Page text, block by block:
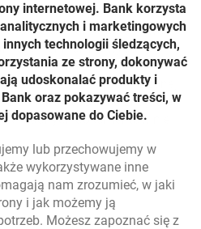
informuje, iż Prokuratura
się do Pana Bogusława
Millennium, o wydanie
siedziba Banku
dowód w prowadzonej
iż dokumenty Banku znajdują
żadnych dokumentów nie
internetowej. Bank korzysta
i marketingowych
technologii śledzących,
ze strony, dokonywać
udoskonalać produkty i
oraz pokazywać treści, w
dopasowane do Ciebie.
lub przechowujemy w
wykorzystywane inne
nam zrozumieć, w jaki
i jak możemy ją
Możesz zapoznać się z